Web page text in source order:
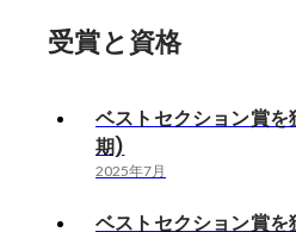
受賞と資格
ベストセクション賞
期)
2025年7月
ベストセクション賞